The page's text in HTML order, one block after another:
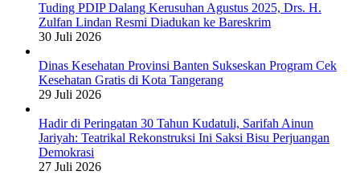
Tuding PDIP Dalang Kerusuhan Agustus 2025, Drs. H.
Zulfan Lindan Resmi Diadukan ke Bareskrim
30 Juli 2026
Dinas Kesehatan Provinsi Banten Sukseskan Program Cek
Kesehatan Gratis di Kota Tangerang
29 Juli 2026
Hadir di Peringatan 30 Tahun Kudatuli, Sarifah Ainun
Jariyah: Teatrikal Rekonstruksi Ini Saksi Bisu Perjuangan
Demokrasi
27 Juli 2026